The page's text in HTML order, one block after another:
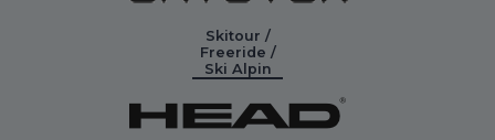
Skitour /
Freeride /
Ski Alpin